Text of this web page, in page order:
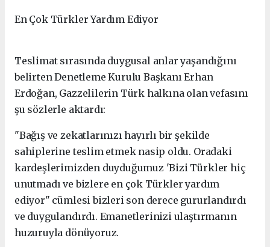
En Çok Türkler Yardım Ediyor
Teslimat sırasında duygusal anlar yaşandığını
belirten Denetleme Kurulu Başkanı Erhan
Erdoğan, Gazzelilerin Türk halkına olan vefasını
şu sözlerle aktardı:
"Bağış ve zekatlarınızı hayırlı bir şekilde
sahiplerine teslim etmek nasip oldu. Oradaki
kardeşlerimizden duyduğumuz 'Bizi Türkler hiç
unutmadı ve bizlere en çok Türkler yardım
ediyor" cümlesi bizleri son derece gururlandırdı
ve duygulandırdı. Emanetlerinizi ulaştırmanın
huzuruyla dönüyoruz.